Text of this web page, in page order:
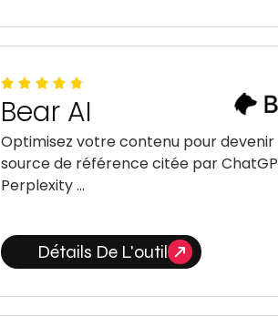
Bear AI
Optimisez votre contenu pour devenir
source de référence citée par
Perplexity …
Détails De L'outil